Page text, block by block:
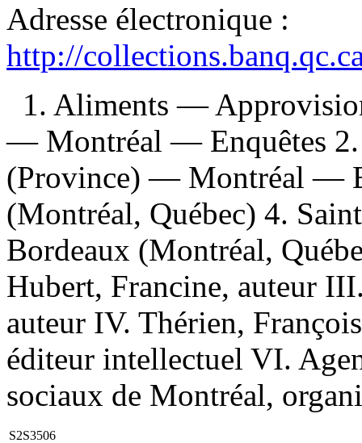
Adresse électronique :
http://
1. Aliments —
— Montréal — Enquêtes
(Province) — Montréal —
(Montréal, Québec) 4.
Bordeaux (Montréal,
Hubert, Francine, auteur
auteur IV. Thérien,
éditeur intellectuel VI.
sociaux de Montréal,
S2S3506